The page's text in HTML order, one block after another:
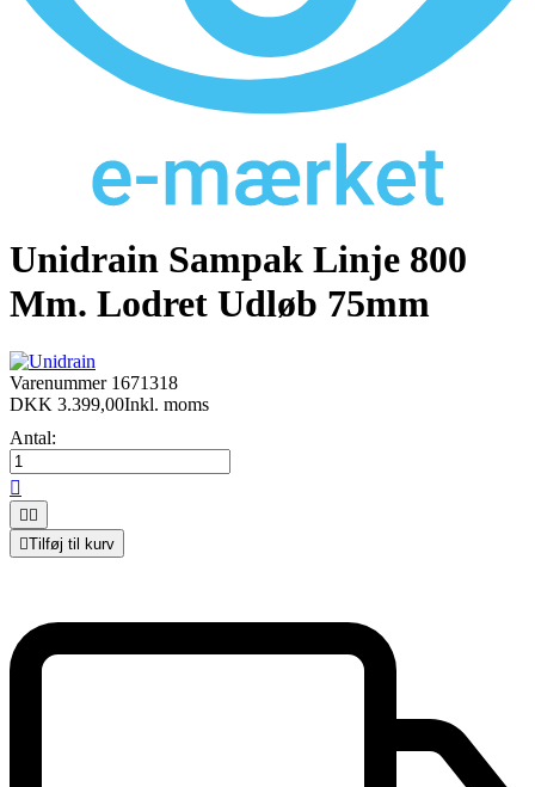
Unidrain Sampak Linje 800
Mm. Lodret Udløb 75mm
Varenummer 1671318
DKK 3.399,00Inkl. moms
Antal:

 
Tilføj til kurv